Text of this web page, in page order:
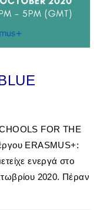
FOR THE
ERASMUS+:
ενεργά στο
2020. Πέραν